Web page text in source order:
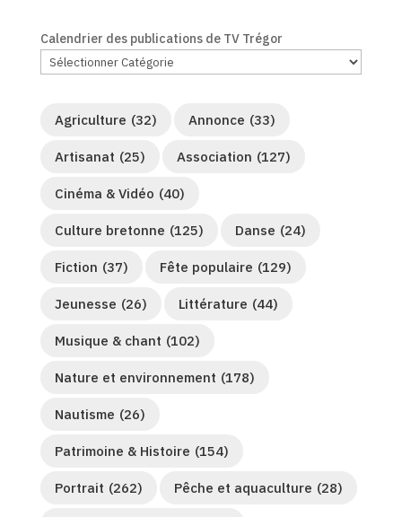
Calendrier des publications de TV Trégor
Agriculture (32) Annonce (33)
Artisanat (25) Association (127)
Cinéma & Vidéo (40)
Culture bretonne (125) Danse (24)
Fiction (37) Fête populaire (129)
Jeunesse (26) Littérature (44)
Musique & chant (102)
Nature et environnement (178)
Nautisme (26)
Patrimoine & Histoire (154)
Portrait (262) Pêche et aquaculture (28)